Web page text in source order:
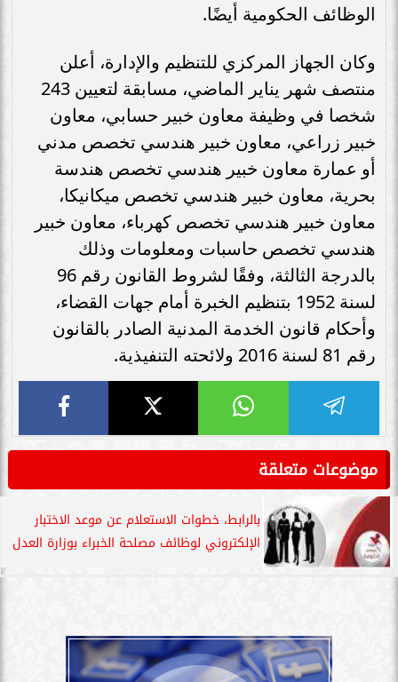
الوظائف الحكومية أيضًا.
وكان الجهاز المركزي للتنظيم والإدارة، أعلن
منتصف شهر يناير الماضي، مسابقة لتعيين 243
شخصا في وظيفة معاون خبير حسابي، معاون
خبير زراعي، معاون خبير هندسي تخصص مدني
أو عمارة معاون خبير هندسي تخصص هندسة
بحرية، معاون خبير هندسي تخصص ميكانيكا،
معاون خبير هندسي تخصص كهرباء، معاون خبير
هندسي تخصص حاسبات ومعلومات وذلك
بالدرجة الثالثة، وفقًا لشروط القانون رقم 96
لسنة 1952 بتنظيم الخبرة أمام جهات القضاء،
وأحكام قانون الخدمة المدنية الصادر بالقانون
رقم 81 لسنة 2016 ولائحته التنفيذية.
موضوعات متعلقة
بالرابط، خطوات الاستعلام عن موعد الاختبار
الإلكتروني لوظائف مصلحة الخبراء بوزارة العدل